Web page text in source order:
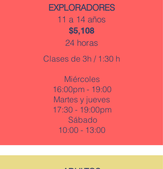
EXPLORADORES
11 a 14 años
$5,108
24 horas
Clases de 3h / 1:30 h
Miércoles
16:00pm - 19:00
Martes y jueves
17:30 - 19:00pm
Sábado
10:00 - 13:00